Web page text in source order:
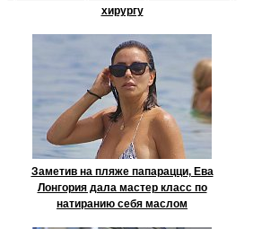
хирургу
Заметив на пляже папарацци, Ева
Лонгория дала мастер класс по
натиранию себя маслом